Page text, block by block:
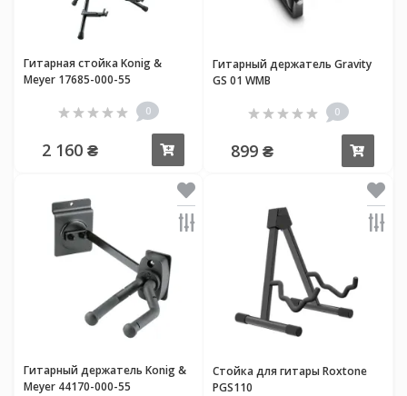
Гитарная стойка Konig &
Meyer 17685-000-55
0
2 160 ₴
Гитарный держатель Gravity
GS 01 WMB
0
899 ₴
Гитарный держатель Konig &
Meyer 44170-000-55
Стойка для гитары Roxtone
PGS110